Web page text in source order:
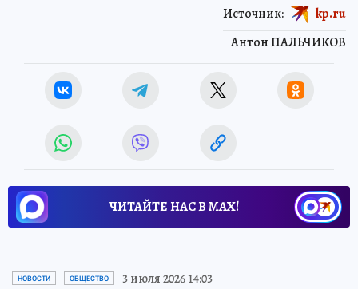
Антон ПАЛЬЧИКОВ
Источник: kp.ru
ЧИТАЙТЕ НАС В МАХ!
НОВОСТИ ОБЩЕСТВО 3 июля 2026 14:03